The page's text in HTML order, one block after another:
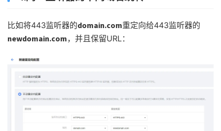
比如将443监听器的domain.com重定向给443监听器的
newdomain.com，并且保留URL：